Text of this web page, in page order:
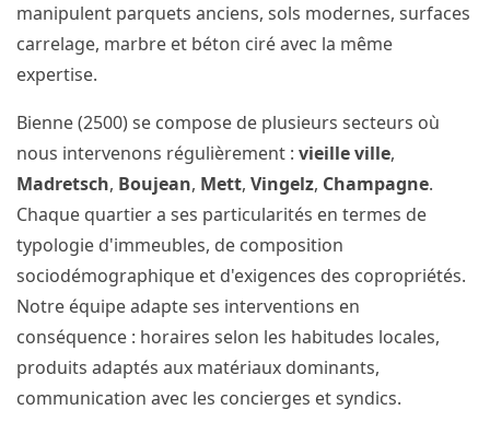
manipulent parquets anciens, sols modernes, surfaces
carrelage, marbre et béton ciré avec la même
expertise.
Bienne (2500) se compose de plusieurs secteurs où
nous intervenons régulièrement : vieille ville,
Madretsch, Boujean, Mett, Vingelz, Champagne.
Chaque quartier a ses particularités en termes de
typologie d'immeubles, de composition
sociodémographique et d'exigences des copropriétés.
Notre équipe adapte ses interventions en
conséquence : horaires selon les habitudes locales,
produits adaptés aux matériaux dominants,
communication avec les concierges et syndics.